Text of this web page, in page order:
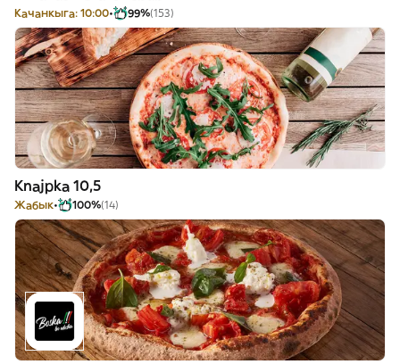
Качанкыга: 10:00 99%(153)
Knajpka 10,5
Жабык 100%(14)